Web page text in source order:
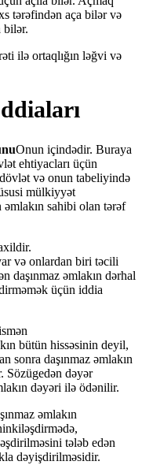
tərəfindən aça bilər və
bilər.
ilə ortaqlığın ləğvi və
Onun içindədir. Buraya
ehtiyacları üçün
və onun tabeliyində
mülkiyyət
sahibi olan tərəf
və onlardan biri təcili
daşınmaz əmlakın dərhal
üçün iddia
bütün hissəsinin deyil,
sonra daşınmaz əmlakın
Sözügedən dəyər
dəyəri ilə ödənilir.
əmlakın
tələb edən
dəyişdirilməsidir.